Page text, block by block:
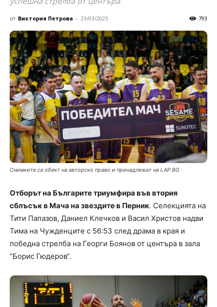
от Виктория Петрова - 23/03/2025 793
Снимките са обект на авторско право и принадлежат на LAP.BG
Отборът на Българите триумфира във втория
сблъсък в Мача на звездите в Перник. Селекцията на
Тити Папазов, Даниел Клечков и Васил Христов надви
Тима на Чужденците с 56:53 след драма в края и
победна стрелба на Георги Боянов от центъра в зала
“Борис Гюдеров“.